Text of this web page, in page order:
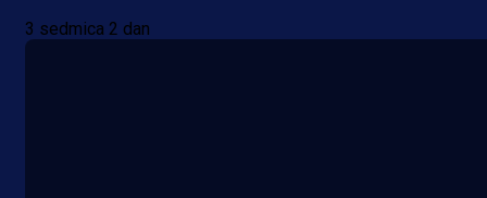
3 sedmica 2 dan